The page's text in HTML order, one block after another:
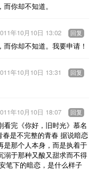
你却不知道。
你却不知道。我要申请！
年10月10日 13:02 回复
年10月10日 13:31 回复
看完《你好，旧时光》慕名
是不完整的青春 据说暗恋
是那个人本身，而是执着于
溺于那种又酸又甜求而不得
笔下的暗恋，是什么样子
年10月10日 18:07 回复